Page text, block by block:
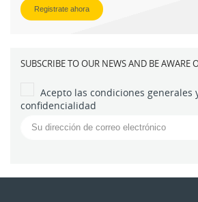
Registrate ahora
SUBSCRIBE TO OUR NEWS AND BE AWARE
Acepto las condiciones generales
confidencialidad